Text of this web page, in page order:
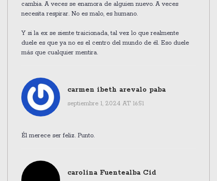
cambia. A veces se enamora de alguien nuevo. A veces
necesita respirar. No es malo, es humano.
Y si la ex se siente traicionada, tal vez lo que realmente
duele es que ya no es el centro del mundo de él. Eso duele
más que cualquier mentira.
carmen ibeth arevalo paba
septiembre 1, 2024 AT 16:51
Él merece ser feliz. Punto.
carolina Fuentealba Cid